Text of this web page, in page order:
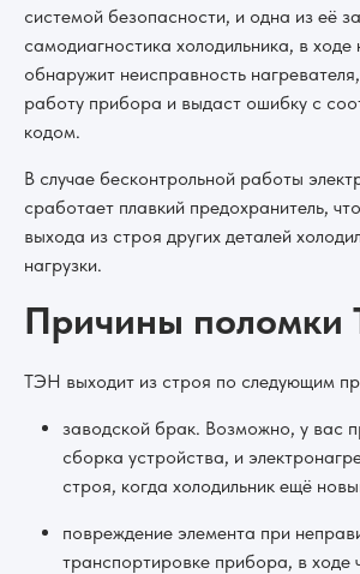
системой безопасности, и одна из её
самодиагностика холодильника, в
обнаружит неисправность
работу прибора и выдаст ошибку с
кодом.
В случае бесконтрольной работы
сработает плавкий предохранитель,
выхода из строя других деталей
нагрузки.
Причины поломки
ТЭН выходит из строя по следующим
заводской брак. Возможно, у вас
сборка устройства, и
строя, когда холодильник ещё
повреждение элемента при
транспортировке прибора, в ходе